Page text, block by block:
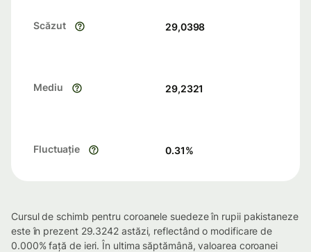
Scăzut 29,0398
Mediu 29,2321
Fluctuație 0.31%
Cursul de schimb pentru coroanele suedeze în rupii pakistaneze
este în prezent 29.3242 astăzi, reflectând o modificare de
0.000% față de ieri. În ultima săptămână, valoarea coroanei